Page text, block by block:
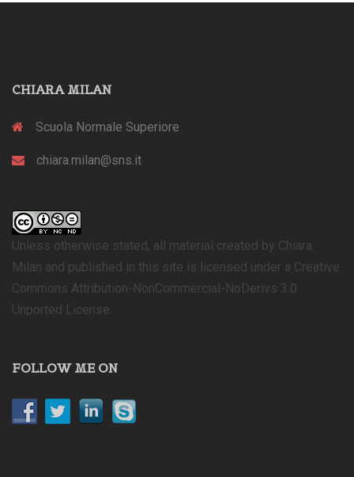
CHIARA MILAN
Scuola Normale Superiore
chiara.milan@sns.it
Unless otherwise stated, all material created by Chiara
Milan and published in this site is licensed under a Creative
Commons Attribution-NonCommercial-NoDerivs 3.0
Unported License.
FOLLOW ME ON